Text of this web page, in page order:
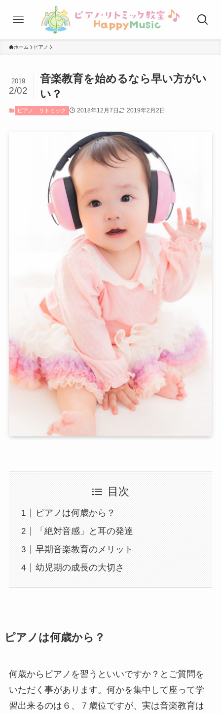
ホーム ピアノ
音楽教育を始めるなら早い方がい
い？
2019
2/02
ピアノ リトミック 2018年12月7日 2019年2月2日
目次
ピアノは何歳から？
「絶対音感」と耳の発達
早期音楽教育のメリット
幼児期の成長の大切さ
ピアノは何歳から？
何歳からピアノを習うといいですか？とご質問を
いただく事があります。何かを集中して座って学
習出来るのは６、７歳位ですが、実は音楽教育は